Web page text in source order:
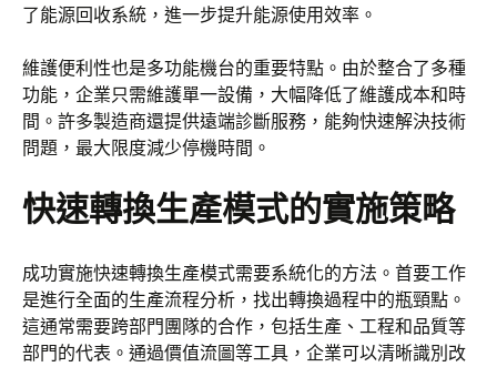
了能源回收系統，進一步提升能源使用效率。
維護便利性也是多功能機台的重要特點。由於整合了多種
功能，企業只需維護單一設備，大幅降低了維護成本和時
間。許多製造商還提供遠端診斷服務，能夠快速解決技術
問題，最大限度減少停機時間。
快速轉換生產模式的實施策略
成功實施快速轉換生產模式需要系統化的方法。首要工作
是進行全面的生產流程分析，找出轉換過程中的瓶頸點。
這通常需要跨部門團隊的合作，包括生產、工程和品質等
部門的代表。通過價值流圖等工具，企業可以清晰識別改